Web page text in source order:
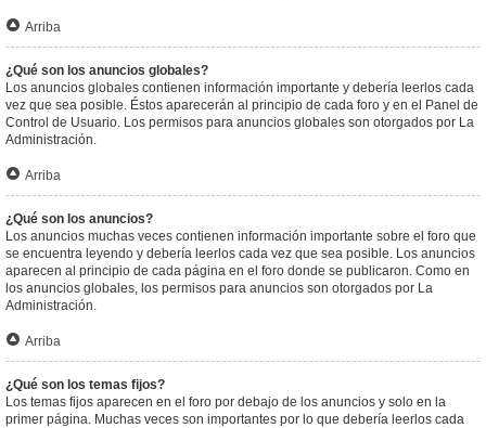
Arriba
¿Qué son los anuncios globales?
Los anuncios globales contienen información importante y debería leerlos cada
vez que sea posible. Éstos aparecerán al principio de cada foro y en el Panel de
Control de Usuario. Los permisos para anuncios globales son otorgados por La
Administración.
Arriba
¿Qué son los anuncios?
Los anuncios muchas veces contienen información importante sobre el foro que
se encuentra leyendo y debería leerlos cada vez que sea posible. Los anuncios
aparecen al principio de cada página en el foro donde se publicaron. Como en
los anuncios globales, los permisos para anuncios son otorgados por La
Administración.
Arriba
¿Qué son los temas fijos?
Los temas fijos aparecen en el foro por debajo de los anuncios y solo en la
primer página. Muchas veces son importantes por lo que debería leerlos cada